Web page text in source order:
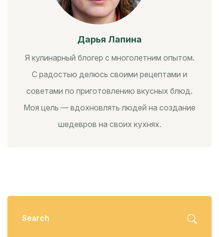
Дарья Лапина
Я кулинарный блогер с многолетним опытом.
С радостью делюсь своими рецептами и
советами по приготовлению вкусных блюд.
Моя цель — вдохновлять людей на создание
шедевров на своих кухнях.